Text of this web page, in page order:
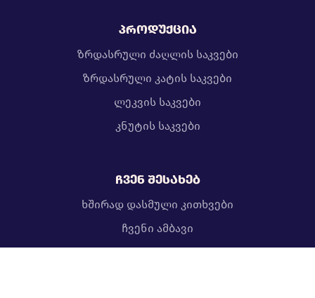
პროდუქცია
ზრდასრული ძაღლის საკვები
ზრდასრული კატის საკვები
ლეკვის საკვები
კნუტის საკვები
ჩვენ შესახებ
ხშირად დასმული კითხვები
ჩვენი ამბავი